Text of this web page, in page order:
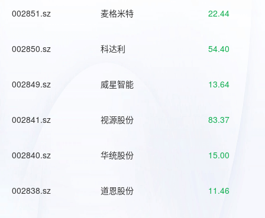
002851.sz 麦格米特 22.44
002850.sz 科达利 54.40
002849.sz 威星智能 13.64
002841.sz 视源股份 83.37
002840.sz 华统股份 15.00
002838.sz 道恩股份 11.46